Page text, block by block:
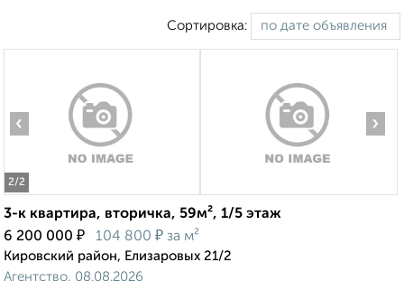
Сортировка:
2/2
‹ ›
3-к квартира, вторичка, 59м², 1/5 этаж
6 200 000 ₽ 104 800 ₽ за м²
Кировский район, Елизаровых 21/2
Агентство, 08.08.2026